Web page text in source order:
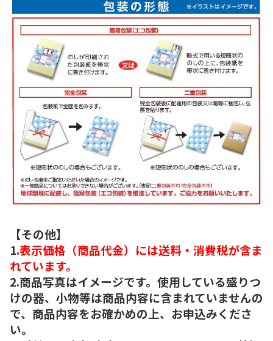
【その他】
1.表示価格（商品代金）には送料・消費税が含ま
れています。
2.商品写真はイメージです。使用している盛りつ
けの器、小物等は商品内容に含まれていませんの
で、商品内容をお確かめの上、お申込みくださ
い。